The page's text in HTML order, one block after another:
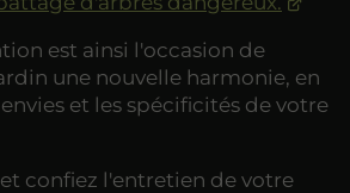
est ainsi l'occasion de
une nouvelle harmonie, en
et les spécificités de votre
confiez l'entretien de votre